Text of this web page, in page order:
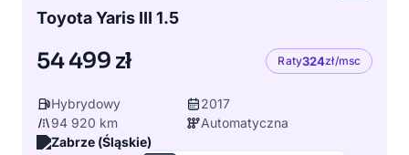
Toyota Yaris III 1.5
54 499 zł Raty324zł/msc
Hybrydowy
2017
94 920 km
Automatyczna
Zabrze (Śląskie)